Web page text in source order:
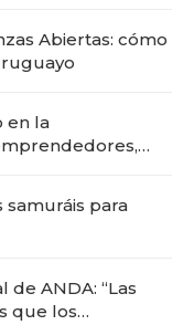
Abiertas: cómo
en la
samuráis para
de ANDA: “Las
que los